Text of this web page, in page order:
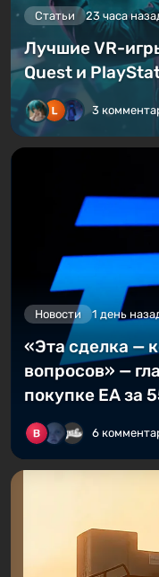
Статьи 23 часа
Лучшие VR-
Quest и
3
Новости 1 день
«Эта сделка —
вопросов» —
покупке EA за
6